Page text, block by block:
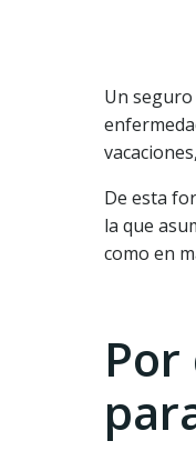
Un seguro
De esta
la que
como en